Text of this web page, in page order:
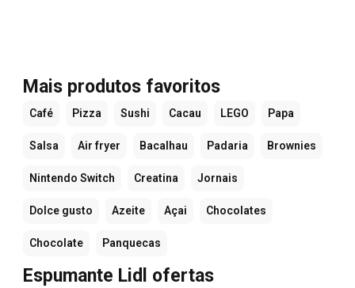
Mais produtos favoritos
Café Pizza Sushi Cacau LEGO Papa
Salsa Air fryer Bacalhau Padaria Brownies
Nintendo Switch Creatina Jornais
Dolce gusto Azeite Açai Chocolates
Chocolate Panquecas
Espumante Lidl ofertas